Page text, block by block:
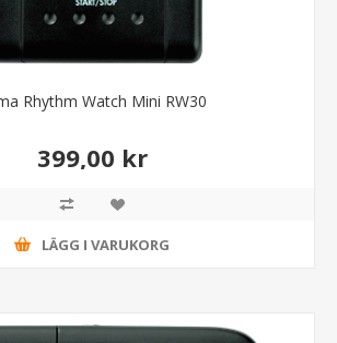
Rhythm Watch Mini RW30
399,00 kr
LÄGG I VARUKORG